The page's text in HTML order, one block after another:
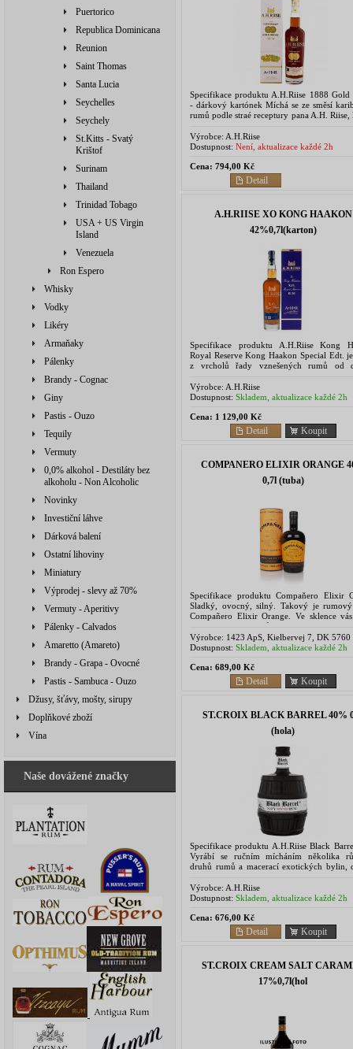
Puertorico
Republica Dominicana
Reunion
Saint Thomas
Santa Lucia
Seychelles
Seychely
St.Kitts - Svatý
Krištof
Surinam
Thailand
Trinidad Tobago
USA + US Virgin
Island
Venezuela
Ron Espero
Whisky
Vodky
Likéry
Armaňaky
Pálenky
Brandy - Cognac
Giny
Pastis - Ouzo
Tequily
Vermuty
0,0% alkohol - Destiláty bez
alkoholu - Non Alcoholic
Novinky
Investiční láhve
Dárková balení
Ostatní lihoviny
Miniatury
Výprodej - slevy až 70%
Vermuty - Aperitivy
Pálenky - Calvados
Amaretto (Amareto)
Brandy - Grapa - Ovocné
Pastis - Sambuca - Ouzo
Džusy, šťávy, mošty, sirupy
Doplňkové zboží
Vína
Naše dovážené značky
Specifikace produktu A.H.Riise 1888 Gold
- dárkový kartónek Míchá se ze směsí
rumů podle straé receptury pana A.H. Riise,
Kodani,...
Výrobce: A.H.Riise
Dostupnost: Není, aktualizace každé 2h
Cena: 794,00 Kč
Detail
A.H.RIISE XO KONG HAAKON
42%0,7l(karton)
Specifikace produktu A.H.Riise Kong
Royal Reserve Kong Haakon Special Edt.
z vrcholů řady vznešených rumů od
Extra Old, tedy...
Výrobce: A.H.Riise
Dostupnost: Skladem, aktualizace každé 2h
Cena: 1 129,00 Kč
Koupit
Detail
COMPANERO ELIXIR ORANGE
0,7l (tuba)
Specifikace produktu Compaňero Elixir
Sladký, ovocný, silný. Takový je
Compañero Elixir Orange. Ve sklence
tropické slunce a vůně léta – zralé
čerstvé...
Výrobce: 1423 ApS, Kielbervej 7, DK 5760
Ringe, Denemark
Dostupnost: Skladem, aktualizace každé 2h
Cena: 689,00 Kč
Koupit
Detail
ST.CROIX BLACK BARREL 40%
(hola)
Specifikace produktu A.H.Riise Black
Vyrábí se ručním mícháním několika
druhů rumů a macerací exotických bylin,
probíhá v...
Výrobce: A.H.Riise
Dostupnost: Skladem, aktualizace každé 2h
Cena: 676,00 Kč
Koupit
Detail
ST.CROIX CREAM SALT
17%0,7l(hol